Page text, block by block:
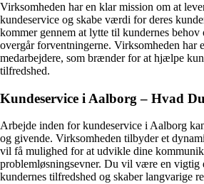
Virksomheden har en klar mission om at
kundeservice og skabe værdi for deres
kommer gennem at lytte til kundernes behov
overgår forventningerne. Virksomheden har
medarbejdere, som brænder for at hjælpe
tilfredshed.
Kundeservice i Aalborg – Hvad
Arbejde inden for kundeservice i Aalborg
og givende. Virksomheden tilbyder et
vil få mulighed for at udvikle dine
problemløsningsevner. Du vil være en vigtig
kundernes tilfredshed og skaber langvarige